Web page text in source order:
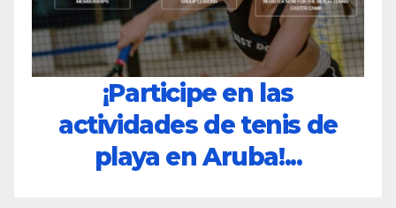
¡Participe en las
actividades de tenis de
playa en Aruba!...